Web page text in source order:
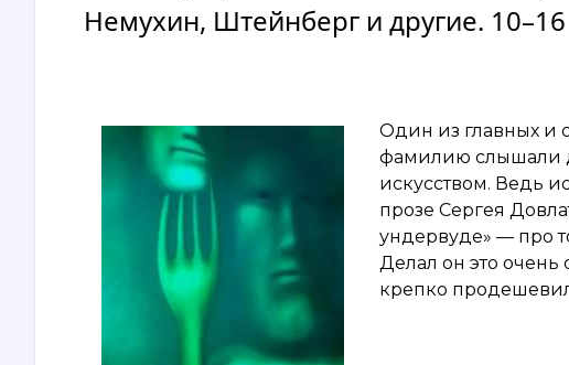
Немухин, Штейнберг и другие.
Один из главных и
фамилию слышали
искусством. Ведь
прозе Сергея
ундервуде» — про
Делал он это очень
крепко